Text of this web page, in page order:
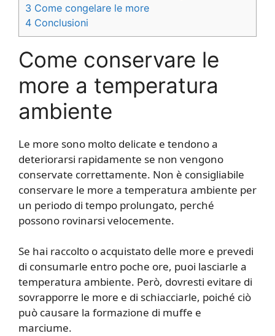
3 Come congelare le more
4 Conclusioni
Come conservare le
more a temperatura
ambiente
Le more sono molto delicate e tendono a
deteriorarsi rapidamente se non vengono
conservate correttamente. Non è consigliabile
conservare le more a temperatura ambiente per
un periodo di tempo prolungato, perché
possono rovinarsi velocemente.
Se hai raccolto o acquistato delle more e prevedi
di consumarle entro poche ore, puoi lasciarle a
temperatura ambiente. Però, dovresti evitare di
sovrapporre le more e di schiacciarle, poiché ciò
può causare la formazione di muffe e
marciume.